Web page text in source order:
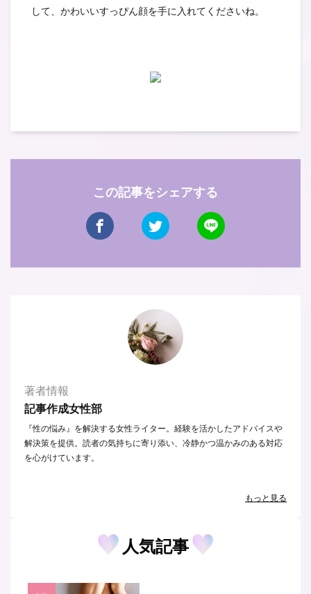
して、かわいいすっぴん顔を手に入れてくださいね。
この記事をシェアする
著者情報
記事作成女性部
『性の悩み』を解決する女性ライター。経験を活かしたアドバイスや
解決策を提供。読者の気持ちに寄り添い、冷静かつ温かみのある対応
を心がけています。
もっと見る
人気記事